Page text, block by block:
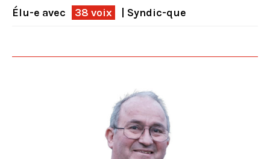
Élu-e avec 38 voix | Syndic-que